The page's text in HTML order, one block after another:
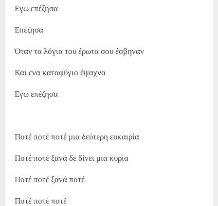
Εγω επέζησα
Επέζησα
Όταν τα λόγια του έρωτα σου έσβηναν
Και ενα καταφύγιο έψαχνα
Εγω επέζησα
Ποτέ ποτέ ποτέ μια δεύτερη ευκαιρία
Ποτέ ποτέ ξανά δε δίνει μια κυρία
Ποτέ ποτέ ξανά ποτέ
Ποτέ ποτέ ποτέ